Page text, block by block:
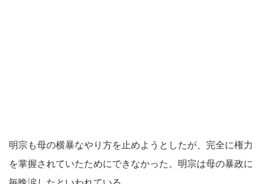
明宗も母の横暴なやり方を止めようとしたが、完全に権力
を掌握されていたためにできなかった。明宗は母の暴政に